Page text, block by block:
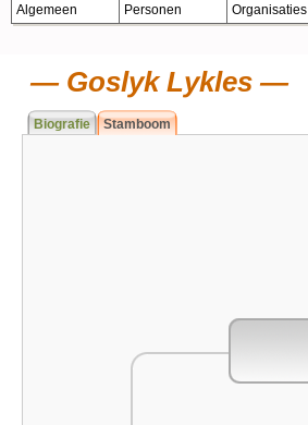
Algemeen Personen Organisaties
Goslyk Lykles
Biografie Stamboom